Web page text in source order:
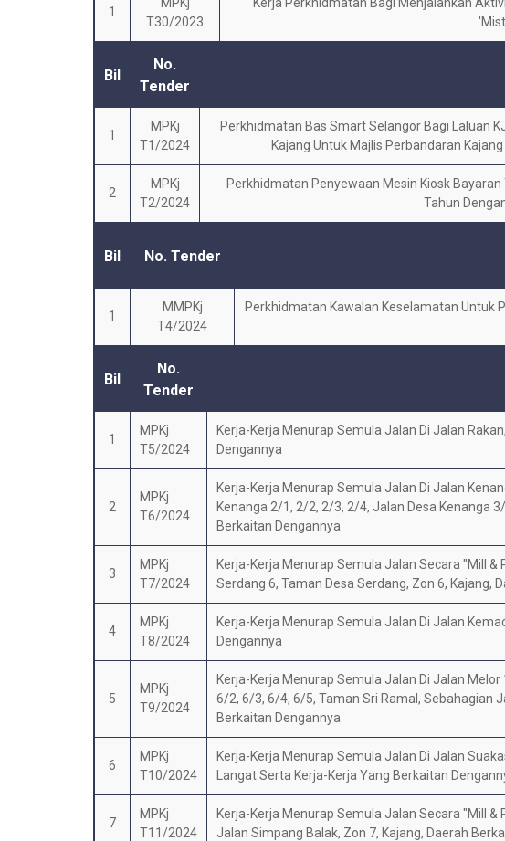
1
T30/2023
Bil
No.
Tender
1
MPKj
T1/2024
Perkhidmatan Bas Smart Selangor Bagi Laluan
Kajang Untuk Majlis Perbandaran
2
MPKj
T2/2024
Perkhidmatan Penyewaan Mesin Kiosk
Tahun
Bil No. Tender
1
MMPKj
T4/2024
Perkhidmatan Kawalan Keselamatan Untuk
Bil
No.
Tender
1
MPKj
T5/2024
Kerja-Kerja Menurap Semula Jalan Di Jalan
Dengannya
2
MPKj
T6/2024
Kerja-Kerja Menurap Semula Jalan Di Jalan
Kenanga 2/1, 2/2, 2/3, 2/4, Jalan Desa Kenanga
Berkaitan Dengannya
3
MPKj
T7/2024
Kerja-Kerja Menurap Semula Jalan Secara "Mill
Serdang 6, Taman Desa Serdang, Zon 6, Kajang,
4
MPKj
T8/2024
Kerja-Kerja Menurap Semula Jalan Di Jalan
Dengannya
5
MPKj
T9/2024
Kerja-Kerja Menurap Semula Jalan Di Jalan
6/2, 6/3, 6/4, 6/5, Taman Sri Ramal, Sebahagian
Berkaitan Dengannya
6
MPKj
T10/2024
Kerja-Kerja Menurap Semula Jalan Di Jalan
Langat Serta Kerja-Kerja Yang Berkaitan
7
MPKj
T11/2024
Kerja-Kerja Menurap Semula Jalan Secara "Mill
Jalan Simpang Balak, Zon 7, Kajang, Daerah